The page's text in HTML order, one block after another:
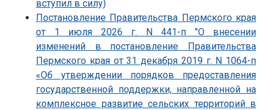
вступил в силу)
Постановление Правительства Пермского края
от 1 июля 2026 г. N 441-п "О внесении
изменений в постановление Правительства
Пермского края от 31 декабря 2019 г. N 1064-п
«Об утверждении порядков предоставления
государственной поддержки, направленной на
комплексное развитие сельских территорий в